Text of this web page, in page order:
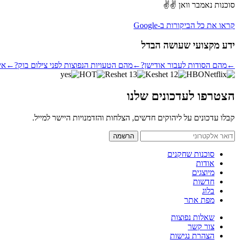
סוכנות נאמבר וואן ✌️✌️
קראו את כל הביקורות ב-Google
ידע מקצועי שעושה הבדל
←מהם הסודות לעבור אודישן?←מהם הטעויות הנפוצות לפני צילום בוק?←
HBO
הצטרפו לעדכונים שלנו
קבלו עדכונים על ליהוקים חדשים, הצלחות והזדמנויות היישר למייל.
הרשמה
סוכנות שחקנים
אודות
מיוצגים
חדשות
בלוג
מפת אתר
שאלות נפוצות
צור קשר
הצהרת נגישות